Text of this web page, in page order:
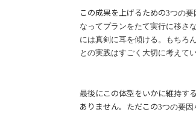
この成果を上げるための3つの要
なってプランをたて実行に移さ
には真剣に耳を傾ける。もちろ
との実践はすごく大切に考えてい
最後にこの体型をいかに維持す
ありません。ただこの3つの要因